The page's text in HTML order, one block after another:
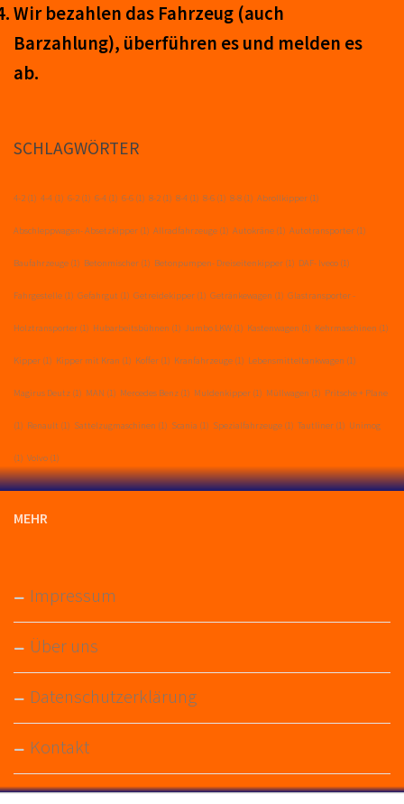
Wir be­zahl­en das Fahr­zeug (auch
Barzahlung), über­führ­en es und mel­den es
ab.
SCHLAGWÖRTER
4-2 (1) 4-4 (1) 6-2 (1) 6-4 (1) 6-6 (1) 8-2 (1) 8-4 (1) 8-6 (1) 8-8 (1) Abrollkipper (1)
Abschleppwagen- Absetzkipper (1) Allradfahrzeuge (1) Autokräne (1) Autotransporter (1)
Baufahrzeuge (1) Betonmischer (1) Betonpumpen- Dreiseitenkipper (1) DAF- Iveco (1)
Fahrgestelle (1) Gefahrgut (1) Getreidekipper (1) Getränkewagen (1) Glastransporter -
Holztransporter (1) Hubarbeitsbühnen (1) Jumbo LKW (1) Kastenwagen (1) Kehrmaschinen (1)
Kipper (1) Kipper mit Kran (1) Koffer (1) Kranfahrzeuge (1) Lebensmitteltankwagen (1)
Magirus Deutz (1) MAN (1) Mercedes Benz (1) Muldenkipper (1) Müllwagen (1) Pritsche + Plane
(1) Renault (1) Sattelzugmaschinen (1) Scania (1) Spezialfahrzeuge (1) Tautliner (1) Unimog
(1) Volvo (1)
MEHR
Impressum
Über uns
Datenschutzerklärung
Kontakt